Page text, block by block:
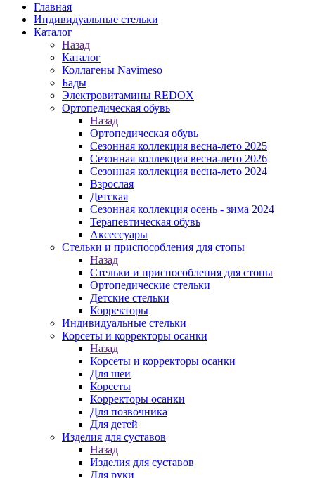
Главная
Индивидуальные стельки
Каталог
Назад
Каталог
Коллагены Navimeso
Бады
Электровитамины REDOX
Ортопедическая обувь
Назад
Ортопедическая обувь
Сезонная коллекция весна-лето 2025
Сезонная коллекция весна-лето 2026
Сезонная коллекция весна-лето 2024
Взрослая
Детская
Сезонная коллекция осень - зима 2024
Терапевтическая обувь
Аксессуары
Стельки и приспособления для стопы
Назад
Стельки и приспособления для стопы
Ортопедические стельки
Детские стельки
Корректоры
Индивидуальные стельки
Корсеты и корректоры осанки
Назад
Корсеты и корректоры осанки
Для шеи
Корсеты
Корректоры осанки
Для позвочника
Для детей
Изделия для суставов
Назад
Изделия для суставов
Для руки